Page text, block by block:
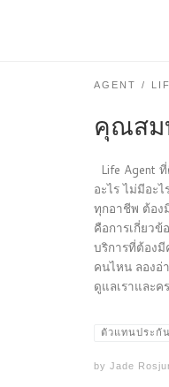
AGENT
คุณสม
Life Agent
อะไร ไม่มีอะ
ทุกอาชีพ ต้อง
คือการเกี่ยว
บริการที่ต้องมี
คนไหน ลองอ่
ดูแลเราและ
ตัวแทนประกั
by Jade